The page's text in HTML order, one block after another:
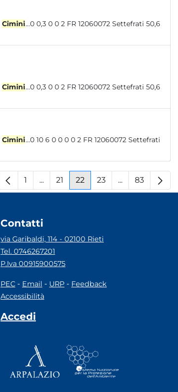
Cimini...0 0,3 0 0 2 FR 12060072 Settefrati 50,6
Cimini...0 0,3 0 0 2 FR 12060072 Settefrati 50,6
Cimini...0 10 6 0 0 0 0 2 FR 12060072 Settefrati
Pagina
1 ...Pagine intermedie
Pagina
21 Pagina
22 Pagina
23 ...PaginePagina
83
Contatti
via Garibaldi, 114 - 02100 Rieti
Tel. 0746267201
P.Iva 00915900575
PEC - Email - URP - Feedback
Accessibilità
Accedi